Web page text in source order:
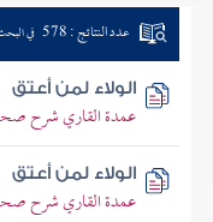
عدد النتائج : 578 في
الولاء لمن أعتق
عمدة القاري شرح
الولاء لمن أعتق
عمدة القاري شرح